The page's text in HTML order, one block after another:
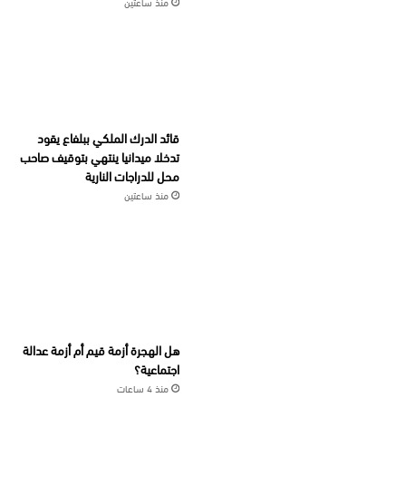
قائد الدرك الملكي ببلفاع يقود
تدخلا ميدانيا ينتهي بتوقيف صاحب
محل للدراجات النارية
منذ ساعتين
هل الهجرة أزمة قيم أم أزمة عدالة
اجتماعية؟
منذ 4 ساعات